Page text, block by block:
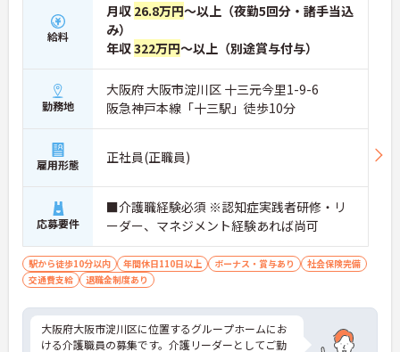
給料
月収 26.8万円～以上（夜勤5回分・諸手当込
み）
年収322万円～以上（別途賞与付与）
勤務地
大阪府 大阪市淀川区 十三元今里1-9-6
阪急神戸本線「十三駅」徒歩10分
雇用形態 正社員(正職員)
応募要件
■介護職経験必須 ※認知症実践者研修・リ
ーダー、マネジメント経験あれば尚可
駅から徒歩10分以内 年間休日110日以上 ボーナス・賞与あり
社会保険完備
交通費支給
退職金制度あり
大阪府大阪市淀川区に位置するグループホームにお
ける介護職員の募集です。介護リーダーとしてご勤